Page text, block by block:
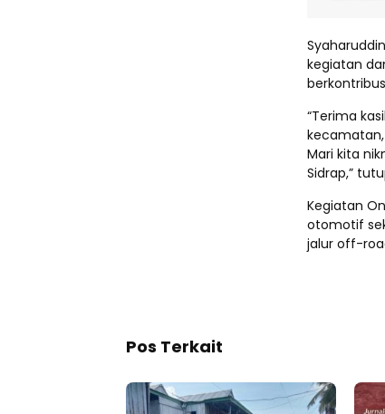
kegiatan
“Terima
Mari kita
Sidrap,”
Kegiatan
otomotif
jalur off-
Pos Terkait